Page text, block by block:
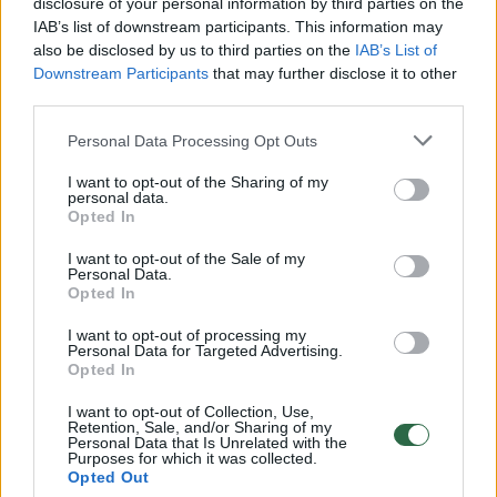
IAB’s list of downstream participants. This information may
also be disclosed by us to third parties on the IAB’s List of
Downstream Participants that may further disclose it to other
Personal Data Processing Opt Outs
I want to opt-out of the Sharing of my
personal data.
Opted In
I want to opt-out of the Sale of my
Personal Data.
Opted In
I want to opt-out of processing my
Personal Data for Targeted Advertising.
Opted In
I want to opt-out of Collection, Use,
Retention, Sale, and/or Sharing of my
Personal Data that Is Unrelated with the
Purposes for which it was collected.
Opted Out
00:00:30
Vaizdai iš tragiškos avarijos Vilniaus r.: dviejų moterų ir
vaiko gyvybių išgelbėti nepavyko
Savaitės vidurys nusimato karštas: temperatūra kils iki
32 laipsnių šilumos
vaizdas pribloškia
Žinios
00:00:55
Avarija Vilniuje: į stotelę įsirėžęs automobilis sužalojo
dvi moteris